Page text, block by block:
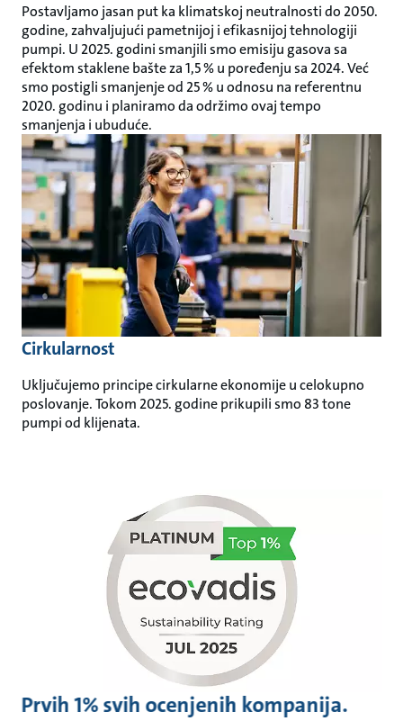
Postavljamo jasan put ka klimatskoj neutralnosti do 2050.
godine, zahvaljujući pametnijoj i efikasnijoj tehnologiji
pumpi. U 2025. godini smanjili smo emisiju gasova sa
efektom staklene bašte za 1,5 % u poređenju sa 2024. Već
smo postigli smanjenje od 25 % u odnosu na referentnu
2020. godinu i planiramo da održimo ovaj tempo
smanjenja i ubuduće.
Cirkularnost
Uključujemo principe cirkularne ekonomije u celokupno
poslovanje. Tokom 2025. godine prikupili smo 83 tone
pumpi od klijenata.
Prvih 1% svih ocenjenih kompanija.